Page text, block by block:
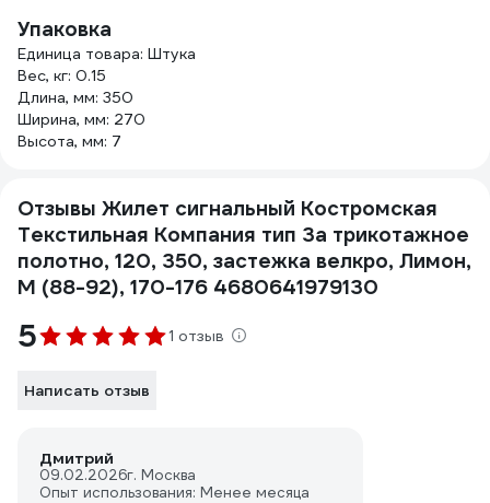
Упаковка
Единица товара: Штука
Вес, кг: 0.15
Длина, мм: 350
Ширина, мм: 270
Высота, мм: 7
Отзывы Жилет сигнальный Костромская
Текстильная Компания тип 3а трикотажное
полотно, 120, 350, застежка велкро, Лимон,
M (88-92), 170-176 4680641979130
5 1 отзыв
Написать отзыв
Дмитрий
09.02.2026г. Москва
Опыт использования: Менее месяца